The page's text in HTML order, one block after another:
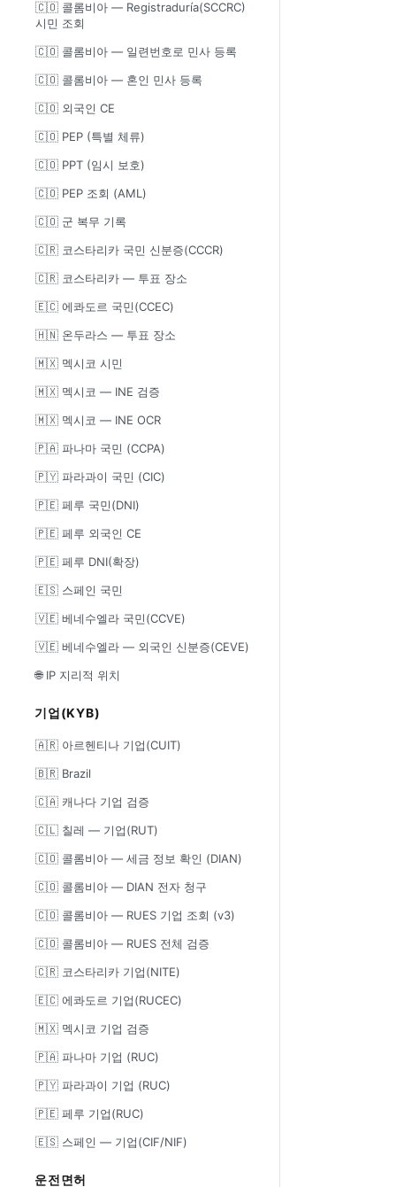
🇨🇴 콜롬비아 — Registraduría(SCCRC)
시민 조회
🇨🇴 콜롬비아 — 일련번호로 민사 등록
🇨🇴 콜롬비아 — 혼인 민사 등록
🇨🇴 외국인 CE
🇨🇴 PEP (특별 체류)
🇨🇴 PPT (임시 보호)
🇨🇴 PEP 조회 (AML)
🇨🇴 군 복무 기록
🇨🇷 코스타리카 국민 신분증(CCCR)
🇨🇷 코스타리카 — 투표 장소
🇪🇨 에콰도르 국민(CCEC)
🇭🇳 온두라스 — 투표 장소
🇲🇽 멕시코 시민
🇲🇽 멕시코 — INE 검증
🇲🇽 멕시코 — INE OCR
🇵🇦 파나마 국민 (CCPA)
🇵🇾 파라과이 국민 (CIC)
🇵🇪 페루 국민(DNI)
🇵🇪 페루 외국인 CE
🇵🇪 페루 DNI(확장)
🇪🇸 스페인 국민
🇻🇪 베네수엘라 국민(CCVE)
🇻🇪 베네수엘라 — 외국인 신분증(CEVE)
🌐 IP 지리적 위치
기업(KYB)
🇦🇷 아르헨티나 기업(CUIT)
🇧🇷 Brazil
🇨🇦 캐나다 기업 검증
🇨🇱 칠레 — 기업(RUT)
🇨🇴 콜롬비아 — 세금 정보 확인 (DIAN)
🇨🇴 콜롬비아 — DIAN 전자 청구
🇨🇴 콜롬비아 — RUES 기업 조회 (v3)
🇨🇴 콜롬비아 — RUES 전체 검증
🇨🇷 코스타리카 기업(NITE)
🇪🇨 에콰도르 기업(RUCEC)
🇲🇽 멕시코 기업 검증
🇵🇦 파나마 기업 (RUC)
🇵🇾 파라과이 기업 (RUC)
🇵🇪 페루 기업(RUC)
🇪🇸 스페인 — 기업(CIF/NIF)
운전면허